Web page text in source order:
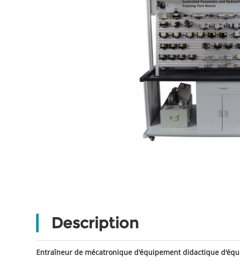
Description
Entraîneur de mécatronique d'équipement didactique